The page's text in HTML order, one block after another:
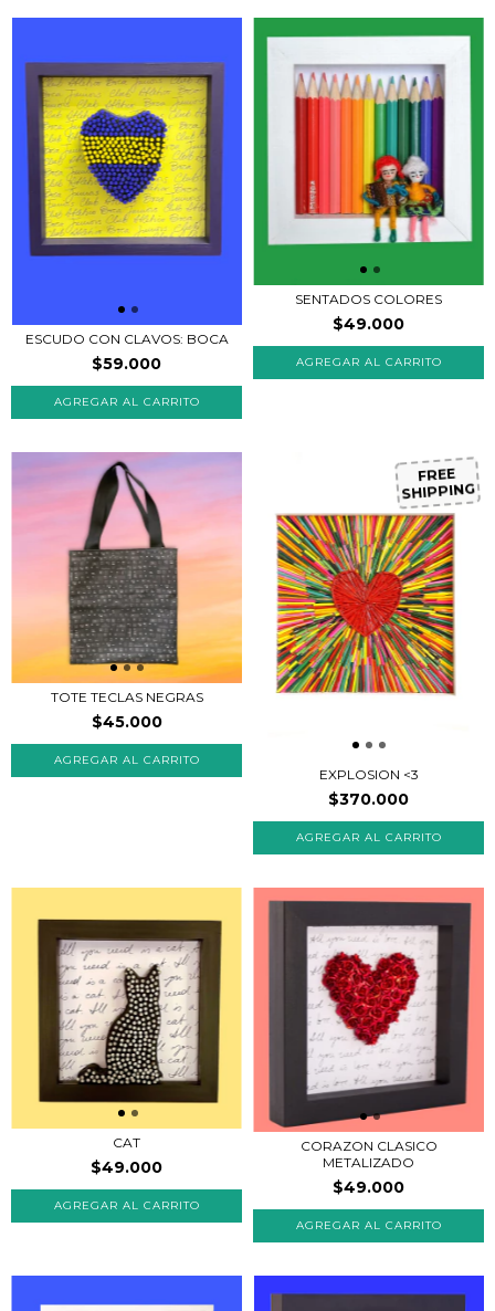
ESCUDO CON CLAVOS: BOCA
$59.000
SENTADOS COLORES
$49.000
AGREGAR AL CARRITO
TOTE TECLAS NEGRAS
$45.000
FREE
SHIPPING
EXPLOSION <3
$370.000
CAT
$49.000
AGREGAR AL CARRITO
CORAZON CLASICO
METALIZADO
$49.000
AGREGAR AL CARRITO